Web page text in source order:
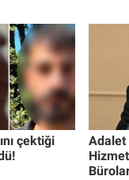
çektiği
Adalet